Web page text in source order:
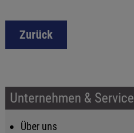
Zurück
Unternehmen & Service
Über uns